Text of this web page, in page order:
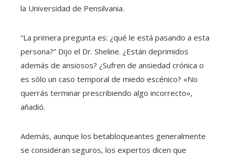
la Universidad de Pensilvania.
“La primera pregunta es: ¿qué le está pasando a esta
persona?” Dijo el Dr. Sheline. ¿Están deprimidos
además de ansiosos? ¿Sufren de ansiedad crónica o
es sólo un caso temporal de miedo escénico? «No
querrás terminar prescribiendo algo incorrecto»,
añadió.
Además, aunque los betabloqueantes generalmente
se consideran seguros, los expertos dicen que